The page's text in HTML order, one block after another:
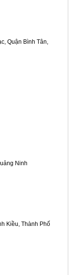
Quận Bình Tân,
Ninh
Kiều, Thành Phố